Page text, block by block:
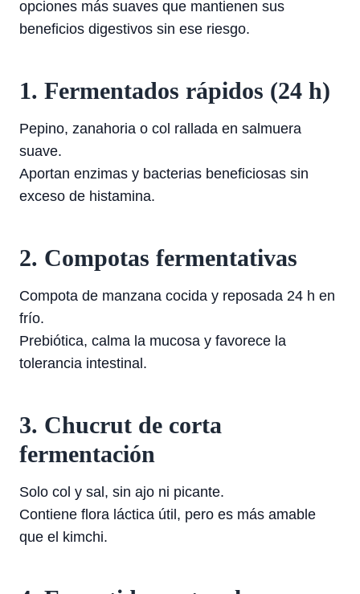
opciones más suaves que mantienen sus
beneficios digestivos sin ese riesgo.
1. Fermentados rápidos (24 h)
Pepino, zanahoria o col rallada en salmuera
suave.
Aportan enzimas y bacterias beneficiosas sin
exceso de histamina.
2. Compotas fermentativas
Compota de manzana cocida y reposada 24 h en
frío.
Prebiótica, calma la mucosa y favorece la
tolerancia intestinal.
3. Chucrut de corta
fermentación
Solo col y sal, sin ajo ni picante.
Contiene flora láctica útil, pero es más amable
que el kimchi.